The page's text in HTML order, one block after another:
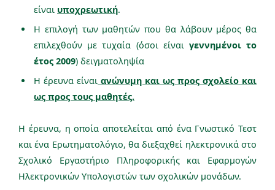
είναι υποχρεωτική.
Η επιλογή των μαθητών που θα λάβουν μέρος θα
επιλεχθούν με τυχαία (όσοι είναι γεννημένοι το
έτος 2009) δειγματοληψία
Η έρευνα είναι ανώνυμη και ως προς σχολείο και
ως προς τους μαθητές.
Η έρευνα, η οποία αποτελείται από ένα Γνωστικό Τεστ
και ένα Ερωτηματολόγιο, θα διεξαχθεί ηλεκτρονικά στο
Σχολικό Εργαστήριο Πληροφορικής και Εφαρμογών
Ηλεκτρονικών Υπολογιστών των σχολικών μονάδων.